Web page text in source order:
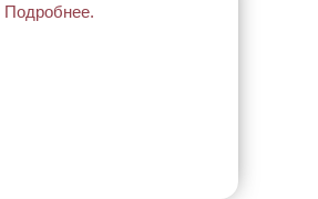
Подробнее.